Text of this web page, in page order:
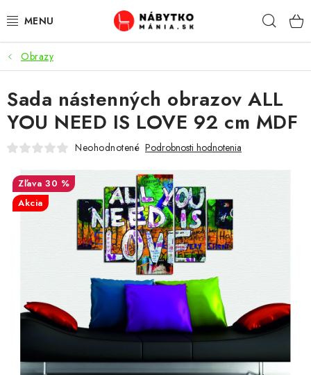
na
VÝPREDAJ
NOVINKY
OBÝVACIA IZBA
KUCHYŇA
SPÁĽŇA
PRACOVŇA / KANCELÁRIA
KÚPEĽŇA
Obrazy
Sada nástenných obrazov ALL
YOU NEED IS LOVE 92 cm MDF
Neohodnotené Podrobnosti hodnotenia
30 %
Akcia